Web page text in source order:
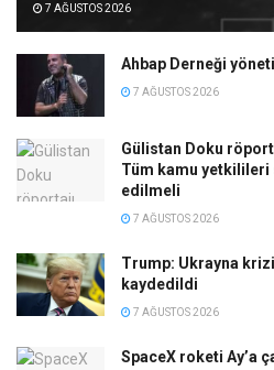
7 AĞUSTOS 2026
Ahbap Derneği
7 AĞUSTOS 2026
Gülistan Doku
Tüm kamu yetkilileri
edilmeli
7 AĞUSTOS 2026
Trump: Ukrayna
kaydedildi
7 AĞUSTOS 2026
SpaceX roketi Ay’a